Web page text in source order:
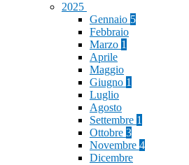
2025
Gennaio 5
Febbraio
Marzo 1
Aprile
Maggio
Giugno 1
Luglio
Agosto
Settembre 1
Ottobre 3
Novembre 4
Dicembre